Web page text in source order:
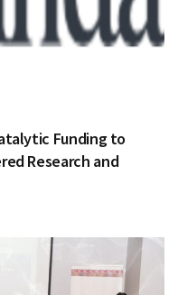
Funding to
Research and